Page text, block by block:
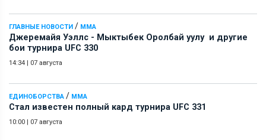
ГЛАВНЫЕ НОВОСТИ / ММА
Джеремайя Уэллс - Мыктыбек Оролбай уулу и другие
бои турнира UFC 330
14:34 | 07 августа
ЕДИНОБОРСТВА / ММА
Стал известен полный кард турнира UFC 331
10:00 | 07 августа